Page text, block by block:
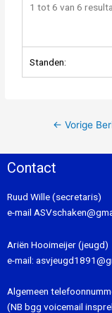
1 tot 6 van 6
Standen:
← Vorige
Contact
Ruud Wille (secretaris)
e-mail
Ariën Hooimeijer (jeugd)
e-mail:
Algemeen
(NB bgg voicemail